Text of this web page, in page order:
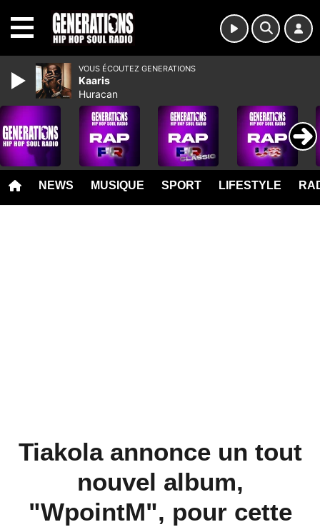
NEWS MUSIQUE SPORT LIFESTYLE
Tiakola annonce un tout
nouvel album,
"WpointM", pour cette
VOUS ÉCOUTEZ GENERATIONS
Kaaris
Huracan